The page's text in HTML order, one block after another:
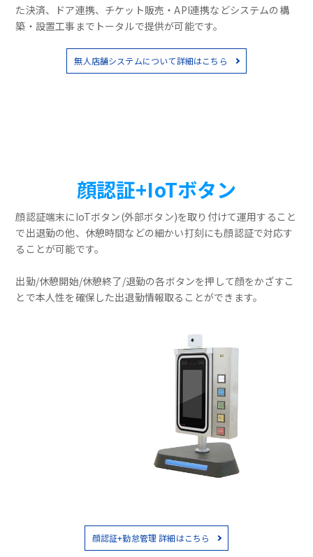
た決済、ドア連携、チケット販売・API連携などシステムの構
築・設置工事までトータルで提供が可能です。
無人店舗システムについて詳細はこちら
顔認証+IoTボタン
顔認証端末にIoTボタン(外部ボタン)を取り付けて運用すること
で出退勤の他、休憩時間などの細かい打刻にも顔認証で対応す
ることが可能です。
出勤/休憩開始/休憩終了/退勤の各ボタンを押して顔をかざすこ
とで本人性を確保した出退勤情報取ることができます。
顔認証+勤怠管理 詳細はこちら